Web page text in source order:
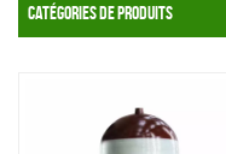
CATÉGORIES DE PRODUITS